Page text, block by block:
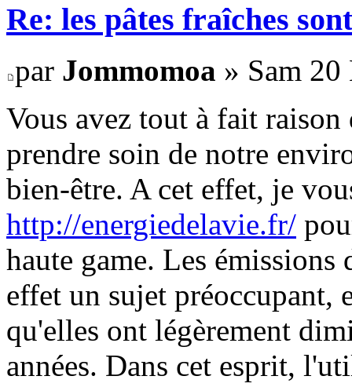
Re: les pâtes fraîches
par Jommomoa » Sam
Vous avez tout à fait
prendre soin de notre
bien-être. A cet effet, je
http://energiedelavie.fr/
haute game. Les émissions
effet un sujet préoccupant,
qu'elles ont légèrement
années. Dans cet esprit,